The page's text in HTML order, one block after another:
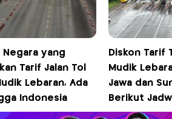
Negara yang
Tarif Jalan Tol
Lebaran, Ada
Indonesia
Diskon Tarif
Mudik
Jawa dan
Berikut